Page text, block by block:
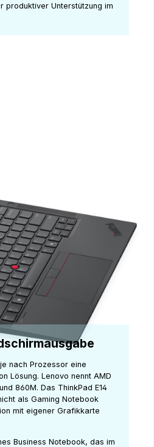
produktiver Unterstützung im
nach Prozessor eine
Lösung. Lenovo nennt AMD
860M. Das ThinkPad E14
als Gaming Notebook
mit eigener Grafikkarte
Business Notebook, das im